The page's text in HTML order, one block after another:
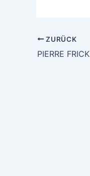
ZURÜCK
PIERRE FRICK